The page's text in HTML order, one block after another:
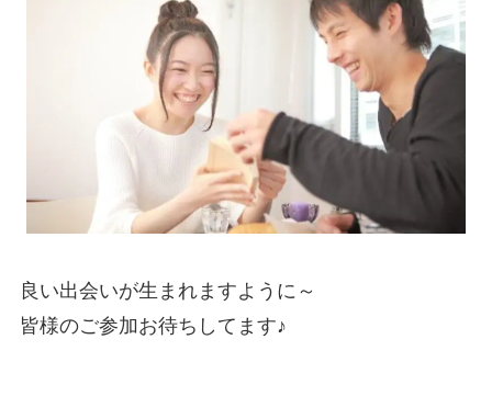
良い出会いが生まれますように～
皆様のご参加お待ちしてます♪